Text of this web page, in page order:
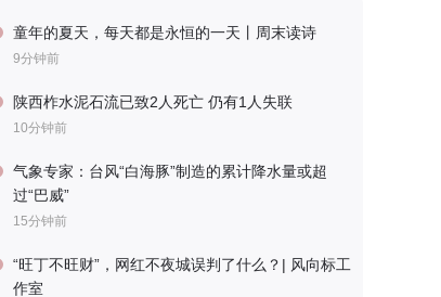
童年的夏天，每天都是永恒的一天丨周末读诗
9分钟前
陕西柞水泥石流已致2人死亡 仍有1人失联
10分钟前
气象专家：台风“白海豚”制造的累计降水量或超
过“巴威”
15分钟前
“旺丁不旺财”，网红不夜城误判了什么？| 风向标工
作室